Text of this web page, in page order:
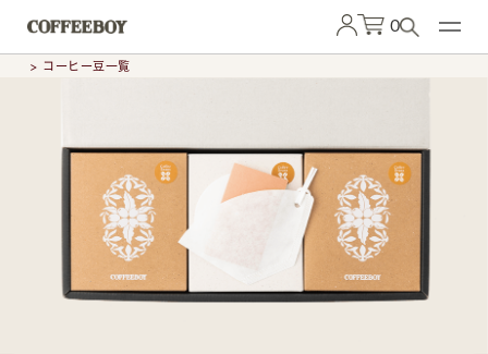
0
> コーヒー豆一覧